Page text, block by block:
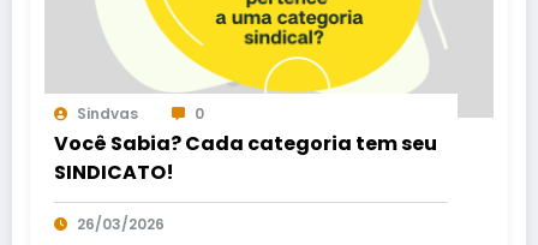
Sindvas 0
Você Sabia? Cada categoria tem seu
SINDICATO!
26/03/2026